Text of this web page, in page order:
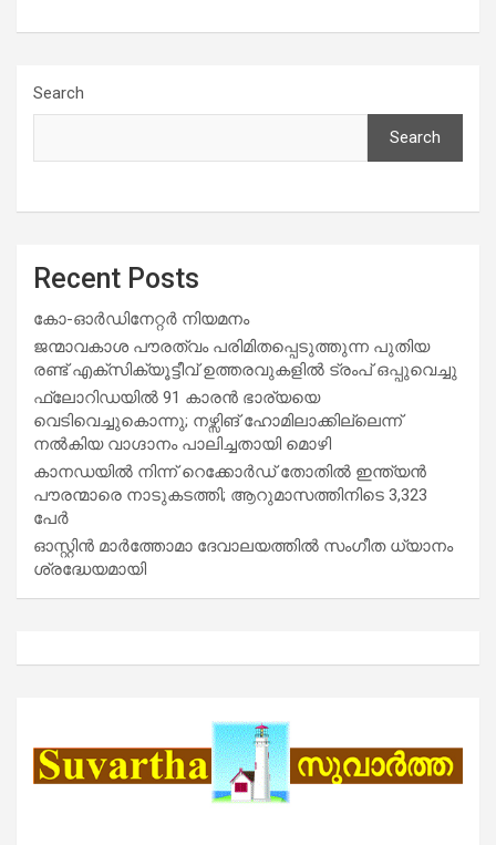
Search
Search
Recent Posts
കോ-ഓർഡിനേറ്റർ നിയമനം
ജന്മാവകാശ പൗരത്വം പരിമിതപ്പെടുത്തുന്ന പുതിയ
രണ്ട് എക്സിക്യൂട്ടീവ് ഉത്തരവുകളിൽ ട്രംപ് ഒപ്പുവെച്ചു
ഫ്ലോറിഡയിൽ 91 കാരൻ ഭാര്യയെ
വെടിവെച്ചുകൊന്നു; നഴ്സിങ് ഹോമിലാക്കില്ലെന്ന്
നൽകിയ വാഗ്ദാനം പാലിച്ചതായി മൊഴി
കാനഡയിൽ നിന്ന് റെക്കോർഡ് തോതിൽ ഇന്ത്യൻ
പൗരന്മാരെ നാടുകടത്തി; ആറുമാസത്തിനിടെ 3,323
പേർ
ഓസ്റ്റിൻ മാർത്തോമാ ദേവാലയത്തിൽ സംഗീത ധ്യാനം
ശ്രദ്ധേയമായി